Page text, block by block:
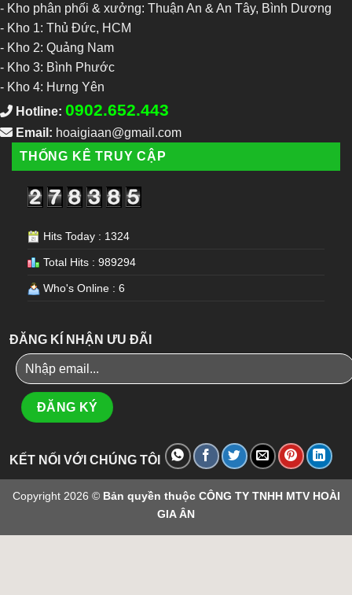
- Kho phân phối & xưởng: Thuận An & An Tây, Bình Dương
- Kho 1: Thủ Đức, HCM
- Kho 2: Quảng Nam
- Kho 3: Bình Phước
- Kho 4: Hưng Yên
Hotline: 0902.652.443
Email: hoaigiaan@gmail.com
THỐNG KÊ TRUY CẬP
Hits Today : 1324
Total Hits : 989294
Who's Online : 6
ĐĂNG KÍ NHẬN ƯU ĐÃI
KẾT NỐI VỚI CHÚNG TÔI
Copyright 2026 © Bản quyền thuộc CÔNG TY TNHH MTV HOÀI
GIA ÂN